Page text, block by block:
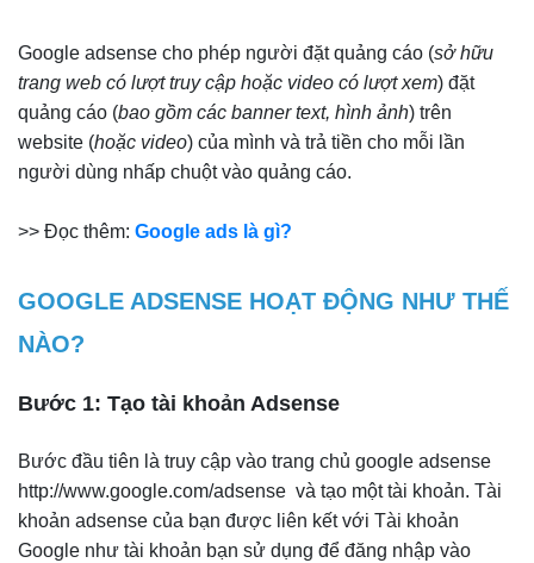
Google adsense cho phép người đặt quảng cáo (sở hữu
trang web có lượt truy cập hoặc video có lượt xem) đặt
quảng cáo (bao gồm các banner text, hình ảnh) trên
website (hoặc video) của mình và trả tiền cho mỗi lần
người dùng nhấp chuột vào quảng cáo.
>> Đọc thêm: Google ads là gì?
GOOGLE ADSENSE HOẠT ĐỘNG NHƯ THẾ
NÀO?
Bước 1: Tạo tài khoản Adsense
Bước đầu tiên là truy cập vào trang chủ google adsense
http://www.google.com/adsense và tạo một tài khoản. Tài
khoản adsense của bạn được liên kết với Tài khoản
Google như tài khoản bạn sử dụng để đăng nhập vào